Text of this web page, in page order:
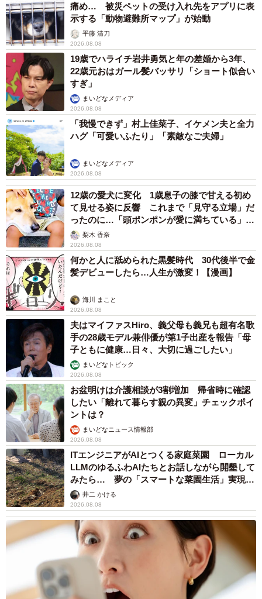
痛め… 被災ペットの受け入れ先をアプリに表
示する「動物避難所マップ」が始動
平藤 清刀
2026.08.08
19歳でハライチ岩井勇気と年の差婚から3年、
22歳元おはガール髪バッサリ「ショート似合い
すぎ」
まいどなメディア
2026.08.08
「我慢できず」村上佳菜子、イケメン夫と全力
ハグ「可愛いふたり」「素敵なご夫婦」
まいどなメディア
2026.08.08
12歳の愛犬に変化 1歳息子の膝で甘える初め
て見せる姿に反響 これまで「見守る立場」だ
ったのに…「頭ポンポンが愛に満ちている」
「尊…」
梨木 香奈
2026.08.08
何かと人に舐められた黒髪時代 30代後半で金
髪デビューしたら…人生が激変！【漫画】
海川 まこと
2026.08.08
夫はマイファスHiro、義父母も義兄も超有名歌
手の28歳モデル兼俳優が第1子出産を報告「母
子ともに健康…日々、大切に過ごしたい」
まいどなトピック
2026.08.08
お盆明けは介護相談が3割増加 帰省時に確認
したい「離れて暮らす親の異変」チェックポイ
ントは？
まいどなニュース情報部
2026.08.08
ITエンジニアがAIとつくる家庭菜園 ローカル
LLMのゆるふわAIたちとお話しながら開墾して
みたら… 夢の「スマートな菜園生活」実現な
るか井二 かける
2026.08.08